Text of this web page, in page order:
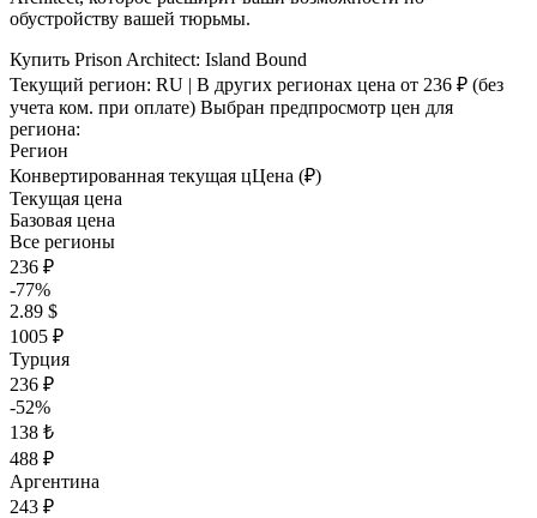
обустройству вашей тюрьмы.
Купить Prison Architect: Island Bound
Текущий регион: RU | В других регионах цена от 236 ₽ (без
учета ком. при оплате) Выбран предпросмотр цен для
региона:
Регион
Конвертированная текущая цЦена (₽)
Текущая цена
Базовая цена
Все регионы
236 ₽
-77%
2.89 $
1005 ₽
Турция
236 ₽
-52%
138 ₺
488 ₽
Аргентина
243 ₽